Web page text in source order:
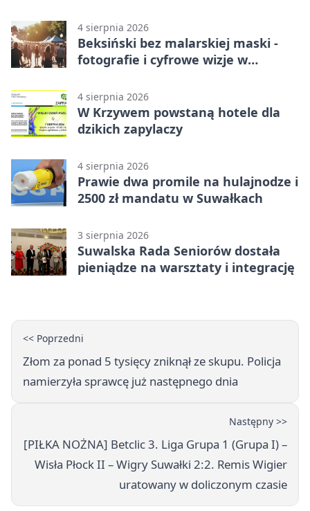
4 sierpnia 2026
Beksiński bez malarskiej maski -
fotografie i cyfrowe wizje w
4 sierpnia 2026
W Krzywem powstaną hotele dla
dzikich zapylaczy
4 sierpnia 2026
Prawie dwa promile na hulajnodze i
2500 zł mandatu w Suwałkach
3 sierpnia 2026
Suwalska Rada Seniorów dostała
pieniądze na warsztaty i integrację
<< Poprzedni
Złom za ponad 5 tysięcy zniknął ze skupu. Policja
namierzyła sprawcę już następnego dnia
Następny >>
[PIŁKA NOŻNA] Betclic 3. Liga Grupa 1 (Grupa I) –
Wisła Płock II – Wigry Suwałki 2:2. Remis Wigier
uratowany w doliczonym czasie